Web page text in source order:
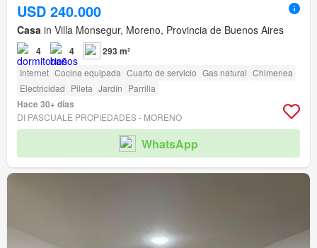
USD 240.000
Casa in Villa Monsegur, Moreno, Provincia de Buenos Aires
4 4 293 m²
Internet Cocina equipada Cuarto de servicio Gas natural Chimenea
Electricidad Pileta Jardín Parrilla
Hace 30+ días
DI PASCUALE PROPIEDADES - MORENO
WhatsApp